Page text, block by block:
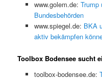
www.golem.de: Trump
Bundesbehörden
www.spiegel.de: BKA
aktiv bekämpfen
Toolbox Bodensee sucht
toolbox-bodensee.de: